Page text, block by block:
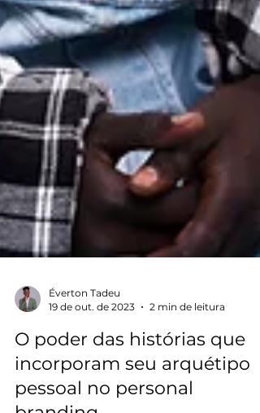
Éverton Tadeu